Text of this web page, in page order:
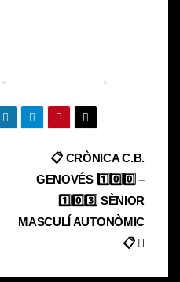
📋 CRÒNICA C.B.
GENOVÉS 1️⃣0️⃣0️⃣ –
1️⃣0️⃣3️⃣ SÈNIOR
MASCULÍ AUTONÒMIC
📋